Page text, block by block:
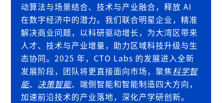
动算法与场景结合、技术与产业融合，释放 AI
在数字经济中的潜力。我们联合明星企业，精准
解决商业问题，以科研驱动增长，为大湾区带来
人才、技术与产业增量，助力区域科技升级与生
态协同。2025 年，CTO Labs 的发展进入全新
发展阶段，团队将更直接面向市场，聚焦科学智
能、决策智能、端侧智能和智能制造四大方向，
加速前沿技术的产业落地，深化产学研创新。